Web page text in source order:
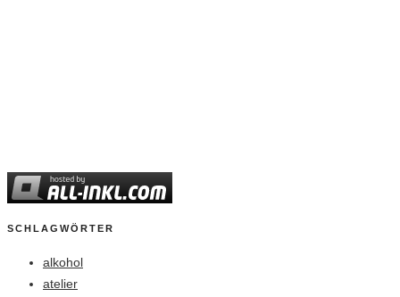
SCHLAGWÖRTER
alkohol
atelier